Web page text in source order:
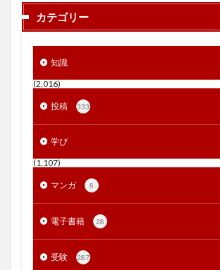
カテゴリー
知識
(2,016)
投稿 333
学び
(1,107)
マンガ 8
電子書籍 28
受験 287